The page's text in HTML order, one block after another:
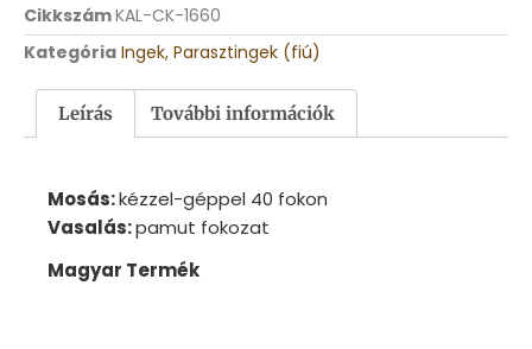
CikkszámKAL-CK-1660
Kategória Ingek, Parasztingek (fiú)
Leírás További információk
Mosás:kézzel-géppel 40 fokon
Vasalás:pamut fokozat
Magyar Termék